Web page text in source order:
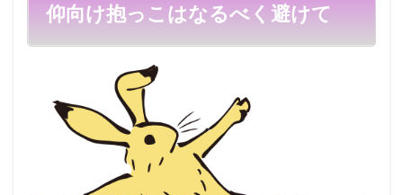
仰向け抱っこはなるべく避けて